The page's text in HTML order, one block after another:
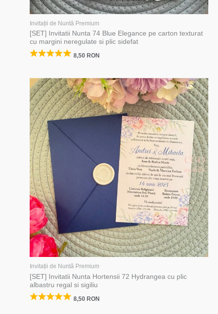
Invitații de Nuntă Premium
[SET] Invitatii Nunta 74 Blue Elegance pe carton texturat
cu margini neregulate si plic sidefat
8,50 RON
Invitații de Nuntă Premium
[SET] Invitatii Nunta Hortensii 72 Hydrangea cu plic
albastru regal si sigiliu
8,50 RON